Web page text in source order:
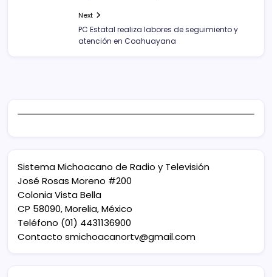
Next
PC Estatal realiza labores de seguimiento y
atención en Coahuayana
Sistema Michoacano de Radio y Televisión
José Rosas Moreno #200
Colonia Vista Bella
CP 58090, Morelia, México
Teléfono (01) 4431136900
Contacto smichoacanortv@gmail.com